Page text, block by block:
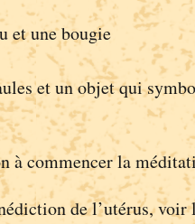
et une bougie
et un objet qui
à commencer la
de l’utérus,